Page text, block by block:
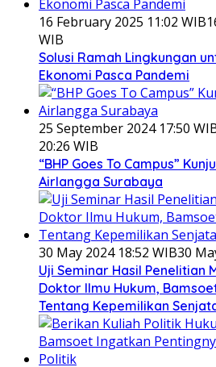
16 February 2025 11:02 WIB
WIB
Solusi Ramah Lingkungan
Ekonomi Pasca Pandemi
25 September 2024 17:50
20:26 WIB
“BHP Goes To Campus”
Airlangga Surabaya
30 May 2024 18:52 WIB30
Uji Seminar Hasil Penelitian
Doktor Ilmu Hukum,
Tentang Kepemilikan